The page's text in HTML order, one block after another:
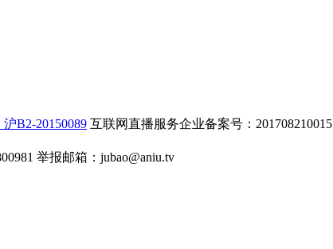
B2-20150089 互联网直播服务企业备案号：201708210015
举报邮箱： jubao@aniu.tv